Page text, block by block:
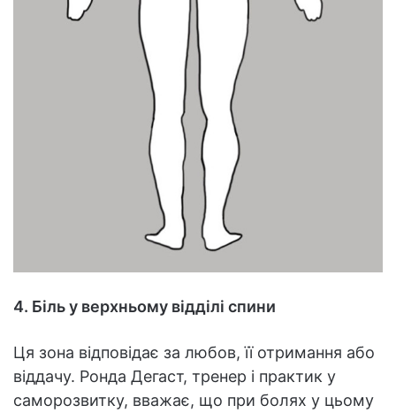
4. Біль у верхньому відділі спини
Ця зона відповідає за любов, її отримання або
віддачу. Ронда Дегаст, тренер і практик у
саморозвитку, вважає, що при болях у цьому